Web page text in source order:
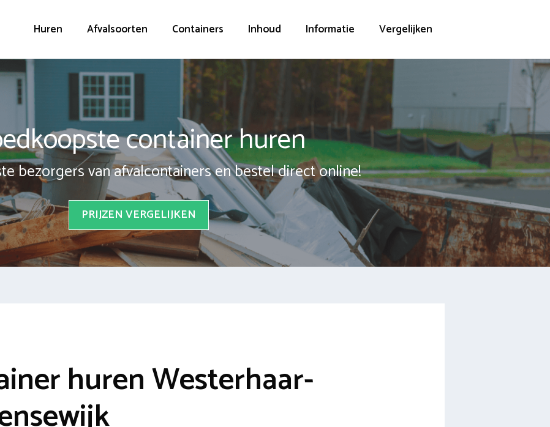
Huren Afvalsoorten Containers Inhoud Informatie Vergelijken
container huren
bezorgers van afvalcontainers en bestel direct online!
PRIJZEN VERGELIJKEN
huren Westerhaar-